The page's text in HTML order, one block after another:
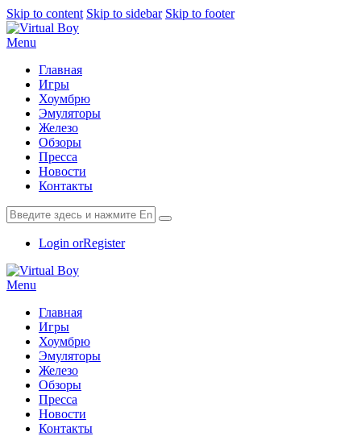
Skip to content Skip to sidebar Skip to footer
Menu
Главная
Игры
Хоумбрю
Эмуляторы
Железо
Обзоры
Пресса
Новости
Контакты
Login orRegister
Menu
Главная
Игры
Хоумбрю
Эмуляторы
Железо
Обзоры
Пресса
Новости
Контакты